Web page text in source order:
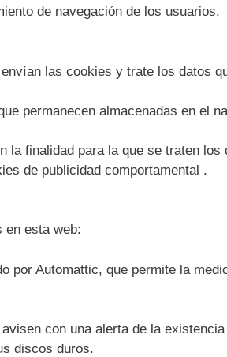
de navegación de los usuarios.
las cookies y trate los datos
permanecen almacenadas en el
finalidad para la que se traten
de publicidad comportamental .
en esta web:
Automattic, que permite la
con una alerta de la
discos duros.